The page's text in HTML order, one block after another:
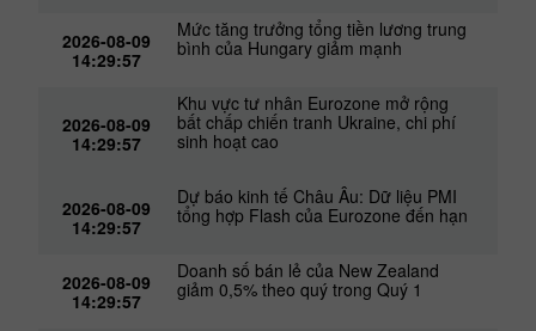
2026-08-09
14:29:57
Mức tăng trưởng tổng tiền lương trung
bình của Hungary giảm mạnh
2026-08-09
14:29:57
Khu vực tư nhân Eurozone mở rộng
bất chấp chiến tranh Ukraine, chi phí
sinh hoạt cao
2026-08-09
14:29:57
Dự báo kinh tế Châu Âu: Dữ liệu PMI
tổng hợp Flash của Eurozone đến hạn
2026-08-09
14:29:57
Doanh số bán lẻ của New Zealand
giảm 0,5% theo quý trong Quý 1